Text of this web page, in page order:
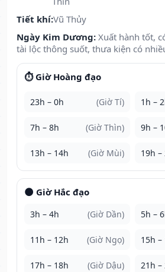
Tiết khí:Vũ Thủy
Ngày Kim Dương: Xuất hành tốt,
tài lộc thông suốt, thưa kiện có
⏱️ Giờ Hoàng đạo
23h – 0h (Giờ Tí) 1h –
7h – 8h (Giờ Thìn) 9h –
13h – 14h (Giờ Mùi) 19h –
🌑 Giờ Hắc đạo
3h – 4h (Giờ Dần) 5h –
11h – 12h (Giờ Ngọ) 15h –
17h – 18h (Giờ Dậu) 21h –